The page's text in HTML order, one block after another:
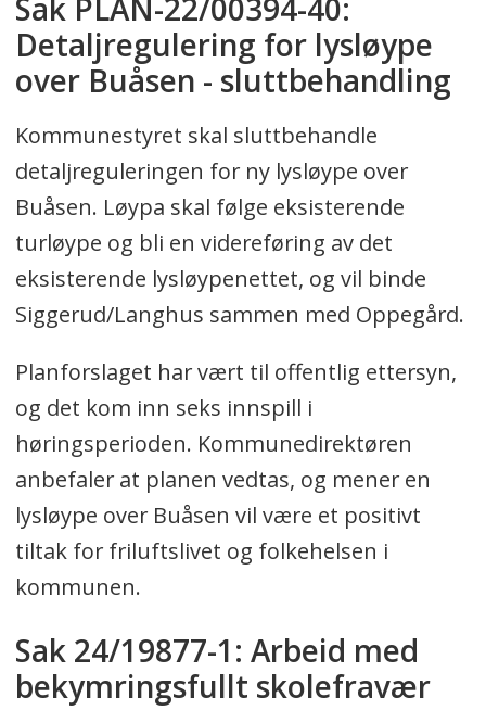
Sak PLAN-22/00394-40:
Detaljregulering for lysløype
over Buåsen - sluttbehandling
Kommunestyret skal sluttbehandle
detaljreguleringen for ny lysløype over
Buåsen. Løypa skal følge eksisterende
turløype og bli en videreføring av det
eksisterende lysløypenettet, og vil binde
Siggerud/Langhus sammen med Oppegård.
Planforslaget har vært til offentlig ettersyn,
og det kom inn seks innspill i
høringsperioden. Kommunedirektøren
anbefaler at planen vedtas, og mener en
lysløype over Buåsen vil være et positivt
tiltak for friluftslivet og folkehelsen i
kommunen.
Sak 24/19877-1: Arbeid med
bekymringsfullt skolefravær